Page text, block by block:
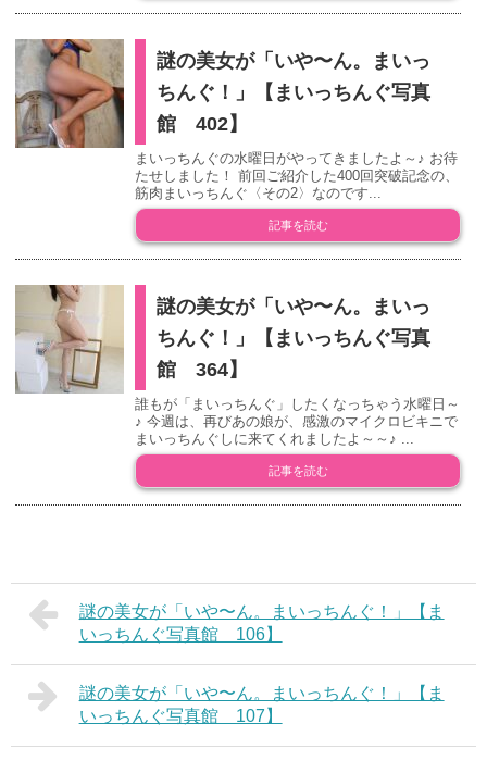
謎の美女が「いや〜ん。まいっ
ちんぐ！」【まいっちんぐ写真
館 402】
まいっちんぐの水曜日がやってきましたよ～♪ お待
たせしました！ 前回ご紹介した400回突破記念の、
筋肉まいっちんぐ〈その2〉なのです...
記事を読む
謎の美女が「いや〜ん。まいっ
ちんぐ！」【まいっちんぐ写真
館 364】
誰もが「まいっちんぐ」したくなっちゃう水曜日～
♪ 今週は、再びあの娘が、感激のマイクロビキニで
まいっちんぐしに来てくれましたよ～～♪ ...
記事を読む
謎の美女が「いや〜ん。まいっちんぐ！」【ま
いっちんぐ写真館 106】
謎の美女が「いや〜ん。まいっちんぐ！」【ま
いっちんぐ写真館 107】